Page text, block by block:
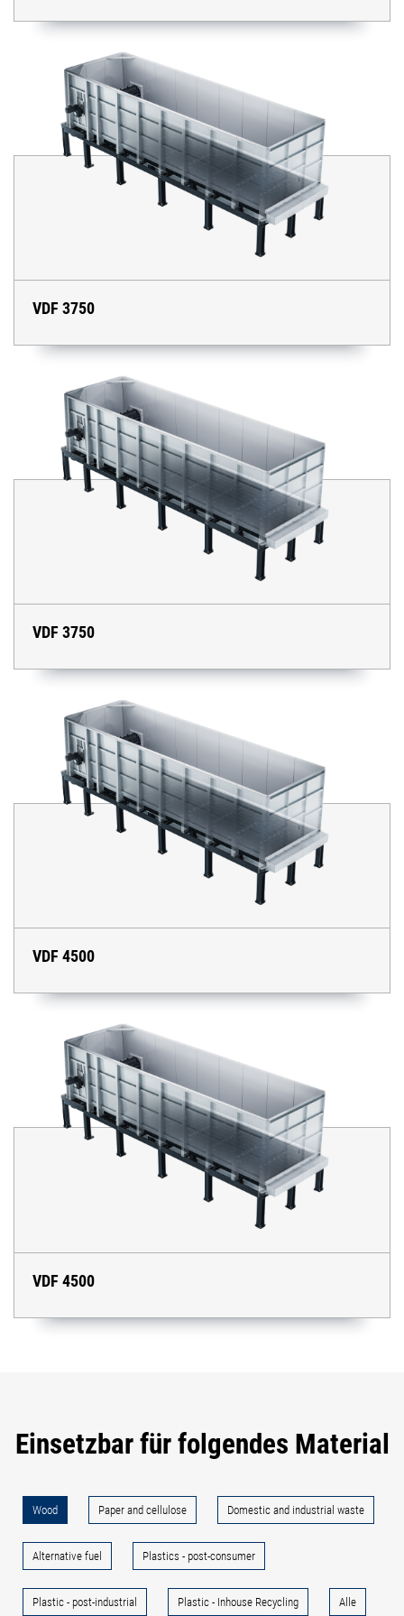
VDF 3750
VDF 3750
VDF 4500
VDF 4500
Einsetzbar für folgendes Material
Wood Paper and cellulose Domestic and industrial waste
Alternative fuel Plastics - post-consumer
Plastic - post-industrial Plastic - Inhouse Recycling Alle